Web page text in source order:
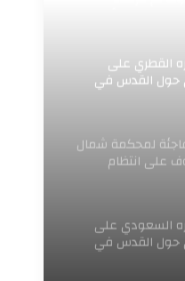
القطري على
حول القدس في
لمحكمة شمال
على انتظام
السعودي على
حول القدس في